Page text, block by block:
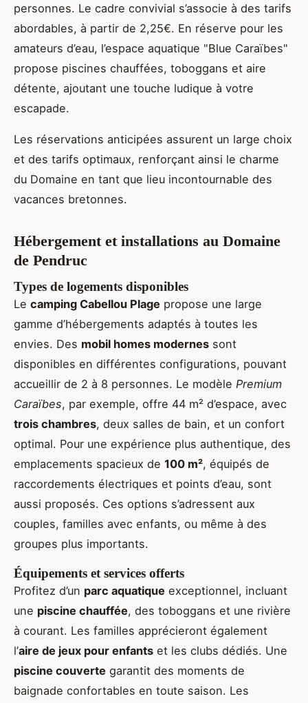
personnes. Le cadre convivial s’associe à des tarifs
abordables, à partir de 2,25€. En réserve pour les
amateurs d’eau, l’espace aquatique "Blue Caraïbes"
propose piscines chauffées, toboggans et aire
détente, ajoutant une touche ludique à votre
escapade.
Les réservations anticipées assurent un large choix
et des tarifs optimaux, renforçant ainsi le charme
du Domaine en tant que lieu incontournable des
vacances bretonnes.
Hébergement et installations au Domaine
de Pendruc
Types de logements disponibles
Le camping Cabellou Plage propose une large
gamme d’hébergements adaptés à toutes les
envies. Des mobil homes modernes sont
disponibles en différentes configurations, pouvant
accueillir de 2 à 8 personnes. Le modèle Premium
Caraïbes, par exemple, offre 44 m² d’espace, avec
trois chambres, deux salles de bain, et un confort
optimal. Pour une expérience plus authentique, des
emplacements spacieux de 100 m², équipés de
raccordements électriques et points d’eau, sont
aussi proposés. Ces options s’adressent aux
couples, familles avec enfants, ou même à des
groupes plus importants.
Équipements et services offerts
Profitez d’un parc aquatique exceptionnel, incluant
une piscine chauffée, des toboggans et une rivière
à courant. Les familles apprécieront également
l’aire de jeux pour enfants et les clubs dédiés. Une
piscine couverte garantit des moments de
baignade confortables en toute saison. Les